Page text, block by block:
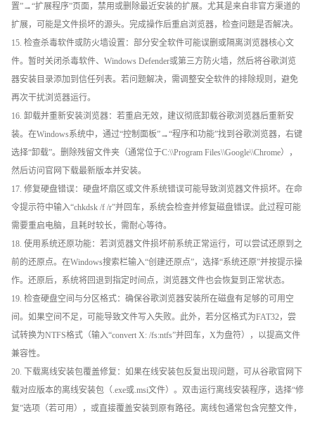
置”→“扩展程序”页面，禁用或删除最近安装的扩展。尤其是来自非官方渠道的
扩展，可能是文件损坏的源头。完成操作后重启浏览器，检查问题是否解决。
15. 检查杀毒软件或防火墙设置：部分安全软件可能误删或隔离浏览器核心文
件。暂时关闭杀毒软件、Windows Defender或第三方防火墙，然后将谷歌浏览
器安装目录添加到信任列表。若问题解决，需调整安全软件的排除规则，避免
再次干扰浏览器运行。
16. 卸载并重新安装浏览器：若重启无效，建议彻底卸载谷歌浏览器后重新安
装。在Windows系统中，通过“控制面板”→“程序和功能”找到谷歌浏览器，右键
选择“卸载”。删除残留文件夹（通常位于C:\\Program Files\\Google\\Chrome），
然后访问官网下载最新版本并安装。
17. 修复硬盘错误：硬盘坏扇区或文件系统错误可能导致浏览器文件损坏。在命
令提示符中输入“chkdsk /f /r”并回车，系统会检查并修复磁盘错误。此过程可能
需要重启电脑，且耗时较长，需耐心等待。
18. 使用系统还原功能：若浏览器文件损坏前系统正常运行，可以尝试还原到之
前的还原点。在Windows搜索栏输入“创建还原点”，选择“系统还原”并按提示操
作。还原后，系统将回退到指定时间点，浏览器文件也会恢复到正常状态。
19. 检查硬盘空间与分区格式：确保谷歌浏览器安装所在磁盘有足够的可用空
间。如果空间不足，可能导致文件写入失败。此外，若分区格式为FAT32，尝
试转换为NTFS格式（输入“convert X: /fs:ntfs”并回车，X为盘符），以提高文件
兼容性。
20. 下载离线安装包覆盖修复：如果在线安装包反复出现问题，可从谷歌官网下
载对应版本的离线安装包（.exe或.msi文件）。双击运行离线安装程序，选择“修
复”选项（若可用），或直接覆盖安装到原有路径。离线包通常包含完整文件，